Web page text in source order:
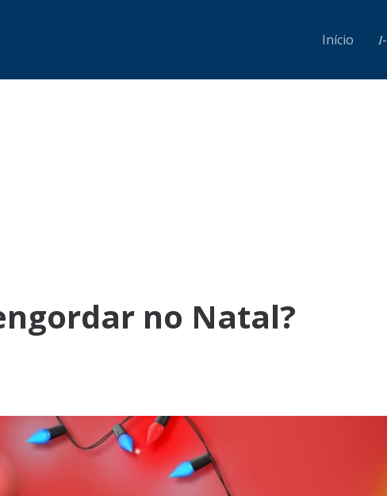
Início
no Natal?